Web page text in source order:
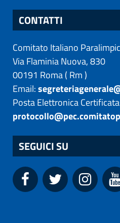
CONTATTI
Comitato Italiano
Via Flaminia Nuova, 830
00191 Roma( Rm)
Email:
Posta Elettronica
SEGUICI SU